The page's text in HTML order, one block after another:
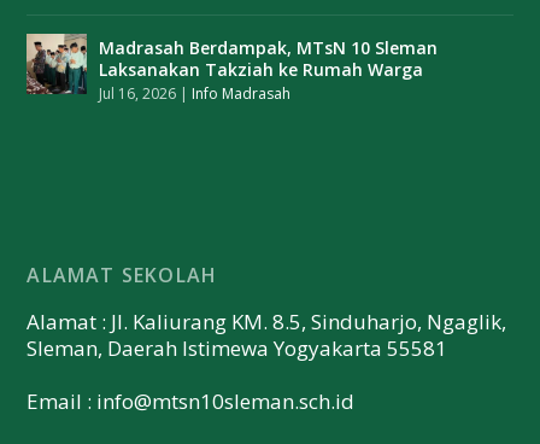
Madrasah Berdampak, MTsN 10 Sleman
Laksanakan Takziah ke Rumah Warga
Jul 16, 2026 | Info Madrasah
ALAMAT SEKOLAH
Alamat : Jl. Kaliurang KM. 8.5, Sinduharjo, Ngaglik,
Sleman, Daerah Istimewa Yogyakarta 55581
Email : info@mtsn10sleman.sch.id